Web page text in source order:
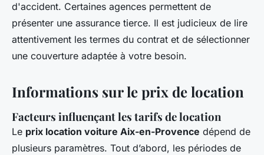
d'accident. Certaines agences permettent de
présenter une assurance tierce. Il est judicieux de lire
attentivement les termes du contrat et de sélectionner
une couverture adaptée à votre besoin.
Informations sur le prix de location
Facteurs influençant les tarifs de location
Le prix location voiture Aix-en-Provence dépend de
plusieurs paramètres. Tout d’abord, les périodes de